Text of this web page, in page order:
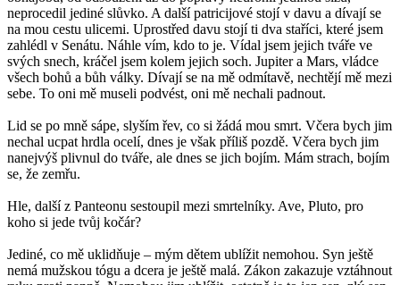
neprocedil jediné slůvko. A další patricijové stojí v davu a dívají se
na mou cestu ulicemi. Uprostřed davu stojí ti dva staříci, které jsem
zahlédl v Senátu. Náhle vím, kdo to je. Vídal jsem jejich tváře ve
svých snech, kráčel jsem kolem jejich soch. Jupiter a Mars, vládce
všech bohů a bůh války. Dívají se na mě odmítavě, nechtějí mě mezi
sebe. To oni mě museli podvést, oni mě nechali padnout.
Lid se po mně sápe, slyším řev, co si žádá mou smrt. Včera bych jim
nechal ucpat hrdla ocelí, dnes je však příliš pozdě. Včera bych jim
nanejvýš plivnul do tváře, ale dnes se jich bojím. Mám strach, bojím
se, že zemřu.
Hle, další z Panteonu sestoupil mezi smrtelníky. Ave, Pluto, pro
koho si jede tvůj kočár?
Jediné, co mě uklidňuje – mým dětem ublížit nemohou. Syn ještě
nemá mužskou tógu a dcera je ještě malá. Zákon zakazuje vztáhnout